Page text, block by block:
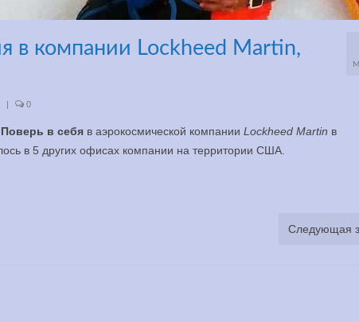
в компании Lockheed Martin,
| 0
Поверь в себя в аэрокосмической компании Lockheed Martin в
в 5 других офисах компании на территории США.
Следующая